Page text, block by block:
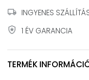
local_shipping INGYENES
local_police 1 ÉV GARANCIA
TERMÉK